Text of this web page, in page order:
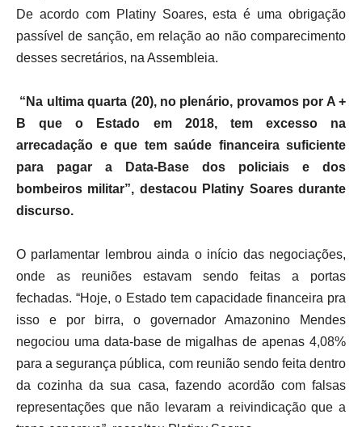
De acordo com Platiny Soares, esta é uma obrigação
passível de sanção, em relação ao não comparecimento
desses secretários, na Assembleia.
“Na ultima quarta (20), no plenário, provamos por A +
B que o Estado em 2018, tem excesso na
arrecadação e que tem saúde financeira suficiente
para pagar a Data-Base dos policiais e dos
bombeiros militar”, destacou Platiny Soares durante
discurso.
O parlamentar lembrou ainda o início das negociações,
onde as reuniões estavam sendo feitas a portas
fechadas. “Hoje, o Estado tem capacidade financeira pra
isso e por birra, o governador Amazonino Mendes
negociou uma data-base de migalhas de apenas 4,08%
para a segurança pública, com reunião sendo feita dentro
da cozinha da sua casa, fazendo acordão com falsas
representações que não levaram a reivindicação que a